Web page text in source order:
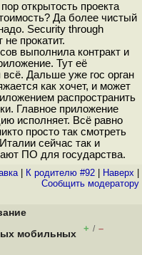
открытость проекта
Да более чистый
Security through
не прокатит.
выполнила контракт и
Тут её
всё. Дальше уже гос орган
как хочет, и может
распространить
Главное приложение
исполняет. Всё равно
просто так смотреть
сейчас так и
ПО для государства.
| К родителю #92 Наверх
Cообщить модератору
мобильных
+ / –